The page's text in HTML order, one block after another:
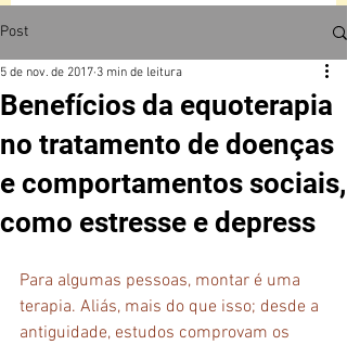
Post
Benefícios da equoterapia
no tratamento de doenças
e comportamentos sociais,
como estresse e depress
5 de nov. de 2017 3 min de leitura
Para algumas pessoas, montar é uma
terapia. Aliás, mais do que isso; desde a
antiguidade, estudos comprovam os